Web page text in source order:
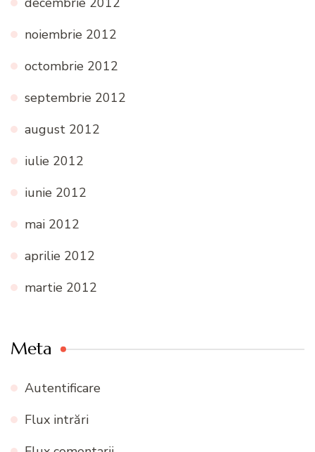
noiembrie 2012
octombrie 2012
septembrie 2012
august 2012
iulie 2012
iunie 2012
mai 2012
aprilie 2012
martie 2012
Meta
Autentificare
Flux intrări